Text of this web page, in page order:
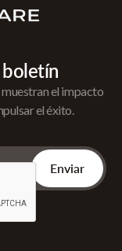
boletín
muestran el impacto
el éxito.